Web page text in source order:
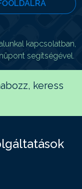
kapcsolatban,
segítségével.
keress